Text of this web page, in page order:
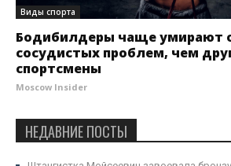
Виды спорта
Бодибилдеры чаще умирают
сосудистых проблем, чем
спортсмены
Moscow Insider
НЕДАВНИЕ ПОСТЫ